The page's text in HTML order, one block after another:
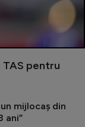
pentru
mijlocaș din
ani”